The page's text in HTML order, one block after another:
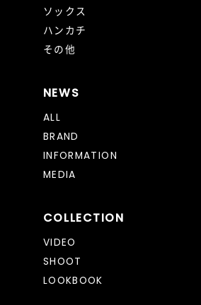
ソックス
ハンカチ
その他
NEWS
ALL
BRAND
INFORMATION
MEDIA
COLLECTION
VIDEO
SHOOT
LOOKBOOK